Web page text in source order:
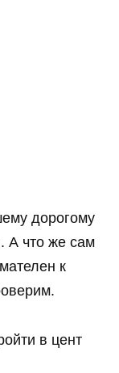
дорогому
А что же сам
к
в цент